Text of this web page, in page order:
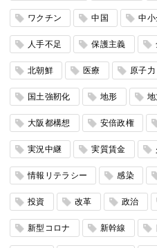
ワクチン 中国 中
人手不足 保護主義
北朝鮮 医療 原子力
国土強靭化 地形
大阪都構想 安倍政権
実況中継 実質賃金
情報リテラシー 感染
投資 改革 政治
新型コロナ 新幹線